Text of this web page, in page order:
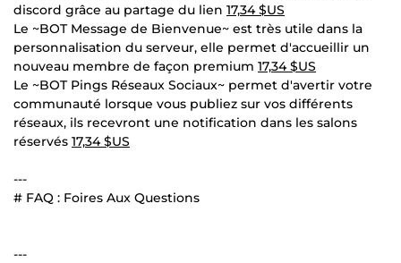
discord grâce au partage du lien 17,34 $US
Le ~BOT Message de Bienvenue~ est très utile dans la
personnalisation du serveur, elle permet d'accueillir un
nouveau membre de façon premium 17,34 $US
Le ~BOT Pings Réseaux Sociaux~ permet d'avertir votre
communauté lorsque vous publiez sur vos différents
réseaux, ils recevront une notification dans les salons
réservés 17,34 $US
---
# FAQ : Foires Aux Questions
---